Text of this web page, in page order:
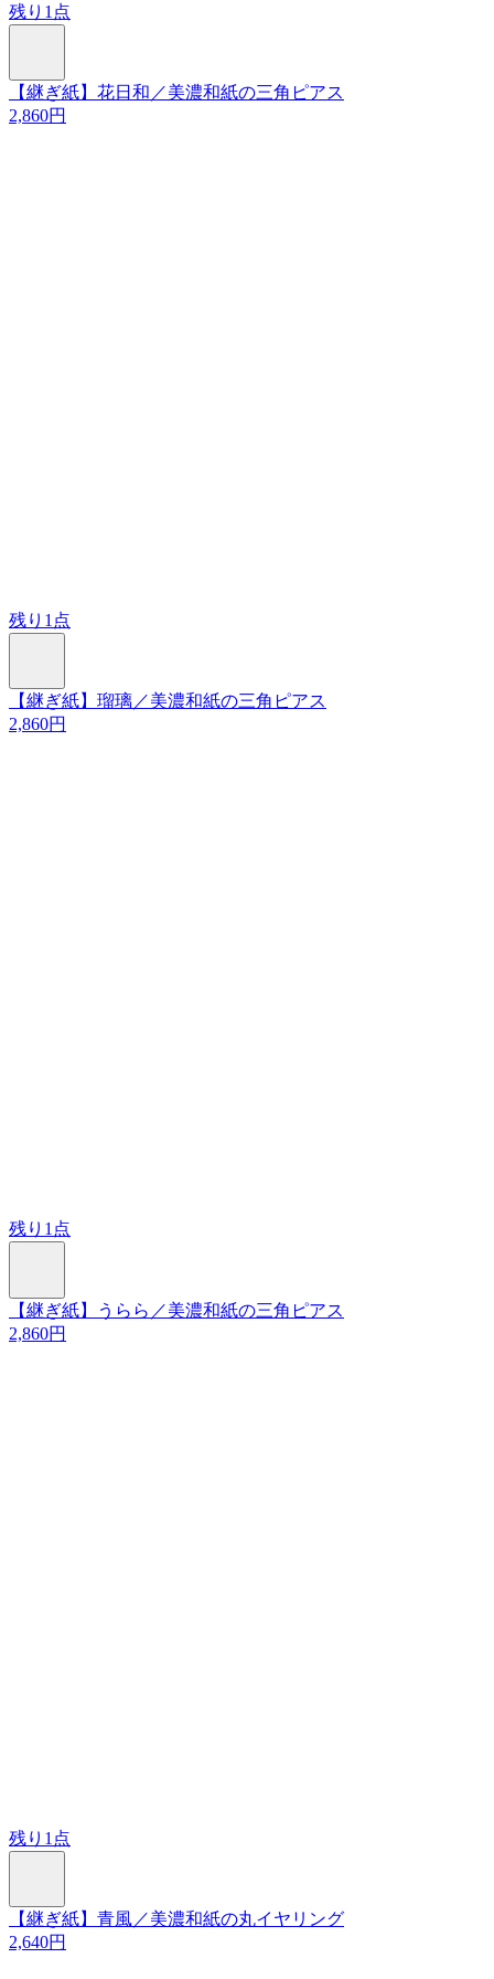
残り1点
【継ぎ紙】花日和／美濃和紙の三角ピアス
2,860円
残り1点
【継ぎ紙】瑠璃／美濃和紙の三角ピアス
2,860円
残り1点
【継ぎ紙】うらら／美濃和紙の三角ピアス
2,860円
残り1点
【継ぎ紙】青風／美濃和紙の丸イヤリング
2,640円